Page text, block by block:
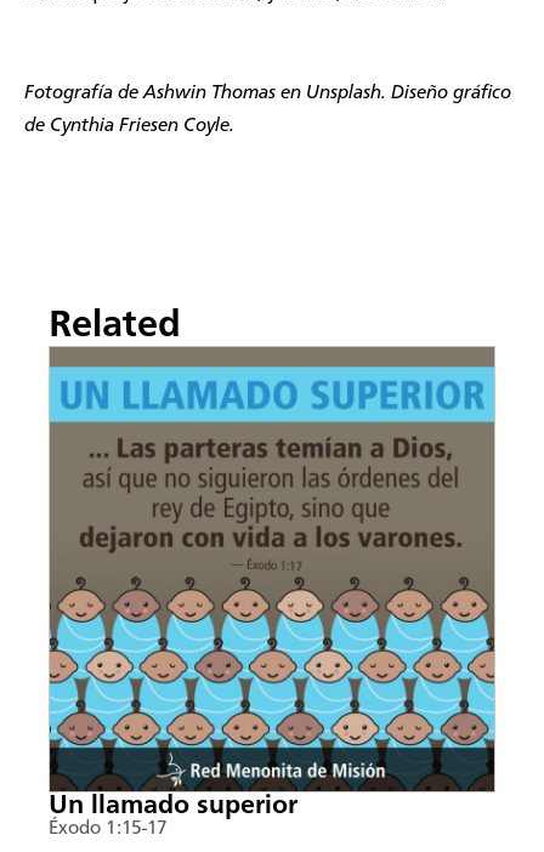
Fotografía de Ashwin Thomas en Unsplash. Diseño gráfico
de Cynthia Friesen Coyle.
Related
Un llamado superior
Éxodo 1:15-17